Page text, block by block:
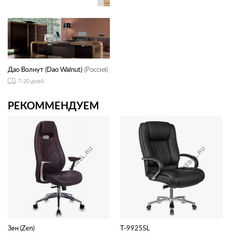
Дао Волнут (Dao Walnut) (Россия)
7-20 дней
РЕКОММЕНДУЕМ
Зен (Zen) T-9925SL